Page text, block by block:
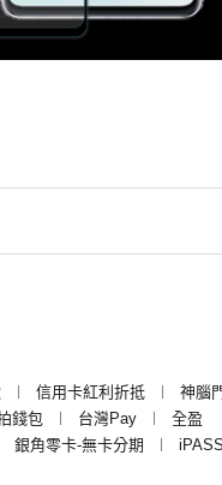
︱ 信用卡紅利折抵 ︱
神腦
錢包 ︱ 台灣Pay ︱
全盈
銀角零卡-無卡分期 ︱
iPASS